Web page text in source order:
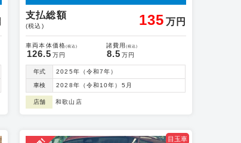
支払総額
(税込) 135 万円
車両本体価格(税込)
126.5 万円
諸費用 (税込)
8.5 万円
年式 2025年（令和7年）
車検 2028年（令和10年）5月
店舗 和歌山店
目玉車